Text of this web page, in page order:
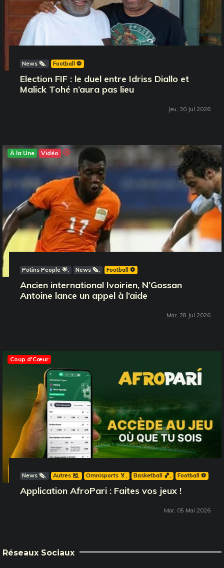
News 🗞️ Football ⚽️
Election FIF : le duel entre Idriss Diallo et
Malick Tohé n’aura pas lieu
Jeu, 30 Jul 2026
À la Une Vidéo
Potins People 🌟 News 🗞️ Football ⚽️
Ancien international Ivoirien, N’Gossan
Antoine lance un appel à l’aide
Mar, 28 Jul 2026
Coup d'Cœur
News 🗞️ Autres 🎽 Omnisports 🏅 Basketball 🏀 Football ⚽️
Application AfroPari : Faites vos jeux !
Mar, 05 Mai 2026
Réseaux Sociaux